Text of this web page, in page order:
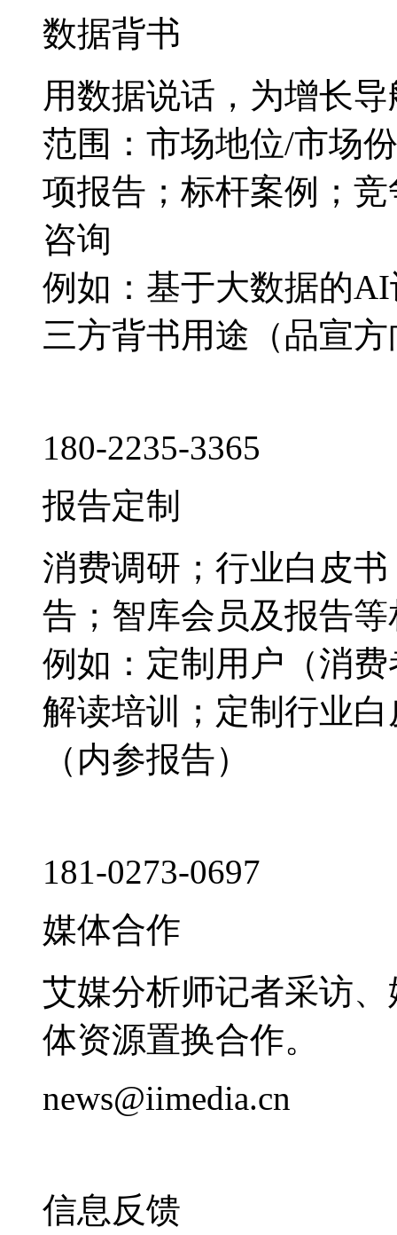
数据背书
用数据说话，为增长导
范围：市场地位/市场
项报告；标杆案例；
咨询
例如：基于大数据的
三方背书用途（品宣
180-2235-3365
报告定制
消费调研；行业白皮
告；智库会员及报告
例如：定制用户（消
解读培训；定制行业
（内参报告）
181-0273-0697
媒体合作
艾媒分析师记者采访
体资源置换合作。
news@iimedia.cn
信息反馈